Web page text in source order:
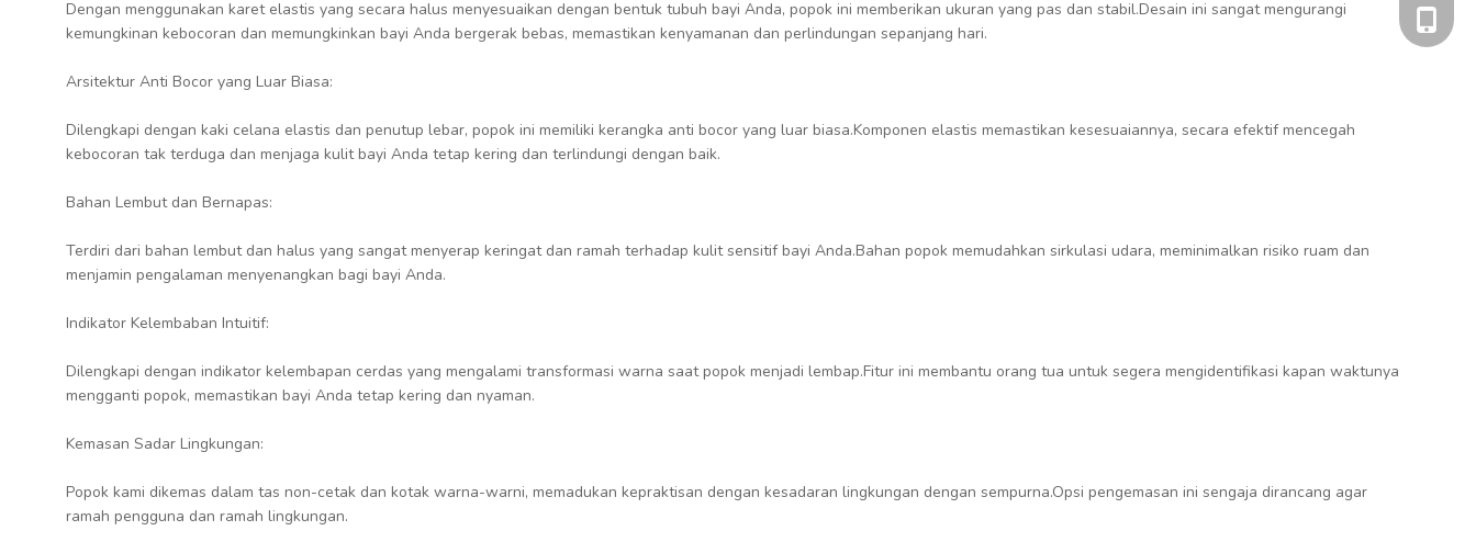
Dengan menggunakan karet elastis yang secara halus menyesuaikan dengan bentuk tubuh bayi Anda, popok ini memberikan ukuran yang pas dan stabil.Desain ini sangat mengurangi
kemungkinan kebocoran dan memungkinkan bayi Anda bergerak bebas, memastikan kenyamanan dan perlindungan sepanjang hari.
Arsitektur Anti Bocor yang Luar Biasa:
Dilengkapi dengan kaki celana elastis dan penutup lebar, popok ini memiliki kerangka anti bocor yang luar biasa.Komponen elastis memastikan kesesuaiannya, secara efektif mencegah
kebocoran tak terduga dan menjaga kulit bayi Anda tetap kering dan terlindungi dengan baik.
Bahan Lembut dan Bernapas:
Terdiri dari bahan lembut dan halus yang sangat menyerap keringat dan ramah terhadap kulit sensitif bayi Anda.Bahan popok memudahkan sirkulasi udara, meminimalkan risiko ruam dan
menjamin pengalaman menyenangkan bagi bayi Anda.
Indikator Kelembaban Intuitif:
Dilengkapi dengan indikator kelembapan cerdas yang mengalami transformasi warna saat popok menjadi lembap.Fitur ini membantu orang tua untuk segera mengidentifikasi kapan waktunya
mengganti popok, memastikan bayi Anda tetap kering dan nyaman.
Kemasan Sadar Lingkungan:
Popok kami dikemas dalam tas non-cetak dan kotak warna-warni, memadukan kepraktisan dengan kesadaran lingkungan dengan sempurna.Opsi pengemasan ini sengaja dirancang agar
ramah pengguna dan ramah lingkungan.
+86